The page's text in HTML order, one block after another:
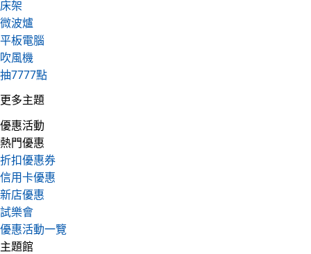
床架
微波爐
平板電腦
吹風機
抽7777點
更多主題
優惠活動
熱門優惠
折扣優惠券
信用卡優惠
新店優惠
試樂會
優惠活動一覽
主題館